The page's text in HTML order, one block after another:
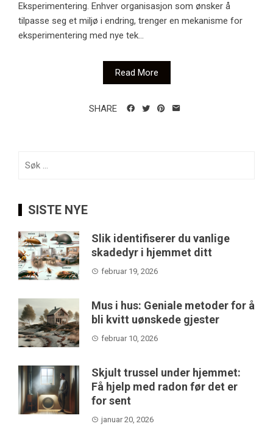
Eksperimentering. Enhver organisasjon som ønsker å
tilpasse seg et miljø i endring, trenger en mekanisme for
eksperimentering med nye tek...
Read More
SHARE
etter:
SISTE NYE
Slik identifiserer du vanlige
skadedyr i hjemmet ditt
februar 19, 2026
Mus i hus: Geniale metoder for å
bli kvitt uønskede gjester
februar 10, 2026
Skjult trussel under hjemmet:
Få hjelp med radon før det er
for sent
januar 20, 2026